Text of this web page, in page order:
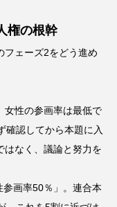
権の根幹
ェーズ2をどう進め
性の参画率は最低で
確認してから本題に入
はなく、議論と努力を
画率50％」。連合本